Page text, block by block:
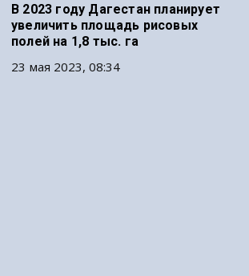
В 2023 году Дагестан планирует
увеличить площадь рисовых
полей на 1,8 тыс. га
23 мая 2023, 08:34